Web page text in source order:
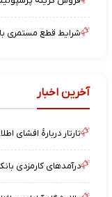
شرایط قطع مستمری
آخرین اخبار
تارتار دربارهٔ افشای
درآمدهای کارمزدی بانک